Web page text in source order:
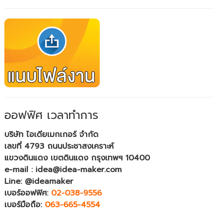
ออฟฟิศ เวลาทำการ
บริษัท ไอเดียเมกเกอร์ จำกัด
เลขที่ 4793 ถนนประชาสงเคราะห์
แขวงดินแดง เขตดินแดง กรุงเทพฯ 10400
e-mail : idea@idea-maker.com
Line: @ideamaker
เบอร์ออฟฟิศ: 02-038-9556
เบอร์มือถือ: 063-665-4554